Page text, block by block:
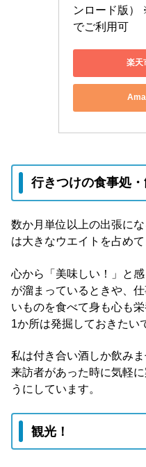
ンロード版）
でご利用可
楽天
行きつけの食事処
数か月単位以上の出張に
は大きなウエイトを占めて
心から「美味しい！」と
が溜まっているときや、
いものを食べて身も心も
1か所は発掘しておきたい
私は付き合い酒しか飲み
来訪者があった時に気軽
うにしています。
観光！